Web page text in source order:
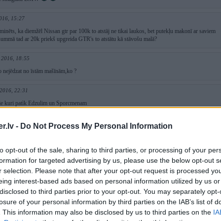
- Do Not Process My Personal Information
opt-out of the sale, sharing to third parties, or processing of your
for targeted advertising by us, please use the below opt-out
selection. Please note that after your opt-out request is processed
interest-based ads based on personal information utilized by us
to third parties prior to your opt-out. You may separately
of your personal information by third parties on the IAB’s list of
This information may also be disclosed by us to third parties on the
15:27
ka diemžēl Nissan gtr par 100k to atstāj ne tikai laukos, bet putekļu makonī ar saviem
tad ar 20k priekš upgreida GTR's to atstātu kā stāvošu malā?
2016, 18:55
nejēdzat no īstām mašīnām,ko ?
22:31
kuri patìk Edzulim un Sporcmenam
2016, 20:33
18:11
bmw ar sērijveida porsche. Ko tāds stock 7ser var? Un kāda jēga no auto kurš ātrs ir
2016, 07:46
golf Boba tam RSTURBORS3,4,5,6,7,8,9 ))